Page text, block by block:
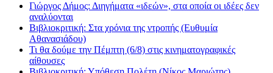
Γιώργος Δήμος: Διηγήματα «ιδεών», στα οποία οι ιδέες δεν
αναλύονται
Βιβλιοκριτική: Στα χρόνια της ντροπής (Ευθυμία
Αθανασιάδου)
Τι θα δούμε την Πέμπτη (6/8) στις κινηματογραφικές
αίθουσες